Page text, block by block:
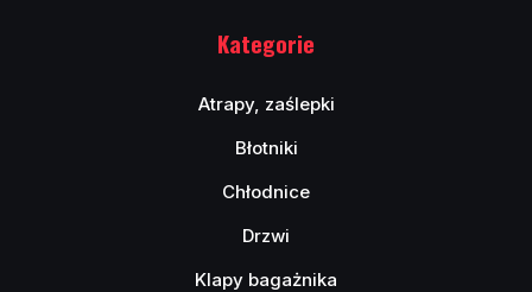
Kategorie
Atrapy, zaślepki
Błotniki
Chłodnice
Drzwi
Klapy bagażnika